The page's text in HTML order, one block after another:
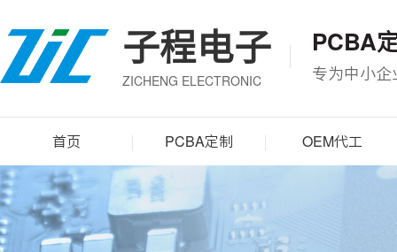
子程电子
ZICHENG ELECTRONIC
PCBA
专为中小企
首页 PCBA定制 OEM代工